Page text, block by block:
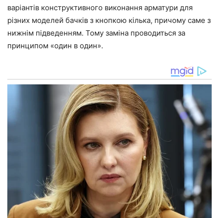
варіантів конструктивного виконання арматури для
різних моделей бачків з кнопкою кілька, причому саме з
нижнім підведенням. Тому заміна проводиться за
принципом «один в один».